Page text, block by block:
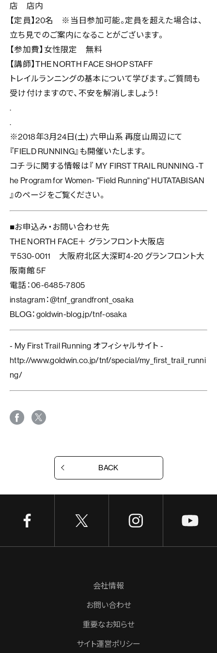
店 店内
【定員】20名 ※当日参加可能。定員を超えた場合は、
立ち見でのご案内になることがございます。
【参加費】女性限定 無料
【講師】THE NORTH FACE SHOP STAFF
トレイルランニングの基本について学びます。ご質問も
受け付けますので、不安を解消しましょう！
.
.
※2018年3月24日(土) 六甲山系 再度山周辺にて
『FIELD RUNNING』も開催いたします。
コチラに関する情報は『 MY FIRST TRAIL RUNNING ‐T
he Program for Women‐ "Field Running" HUTATABISAN
』のページをご覧ください。
■お申込み・お問い合わせ先
THE NORTH FACE＋ グランフロント大阪店
〒530-0011 大阪府北区大深町4-20 グランフロント大
阪南館 5F
電話：06-6485-7805
instagram：@tnf_grandfront_osaka
BLOG：goldwin-blog.jp/tnf-osaka
‐ My First Trail Running オフィシャルサイト ‐
http://www.goldwin.co.jp/tnf/special/my_first_trail_runni
ng/
BACK
会社情報
お問い合わせ
重要なお知らせ
サイト運営ポリシー